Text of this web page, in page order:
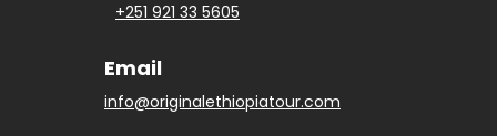
+251 921 33 5605
Email
info@originalethiopiatour.com